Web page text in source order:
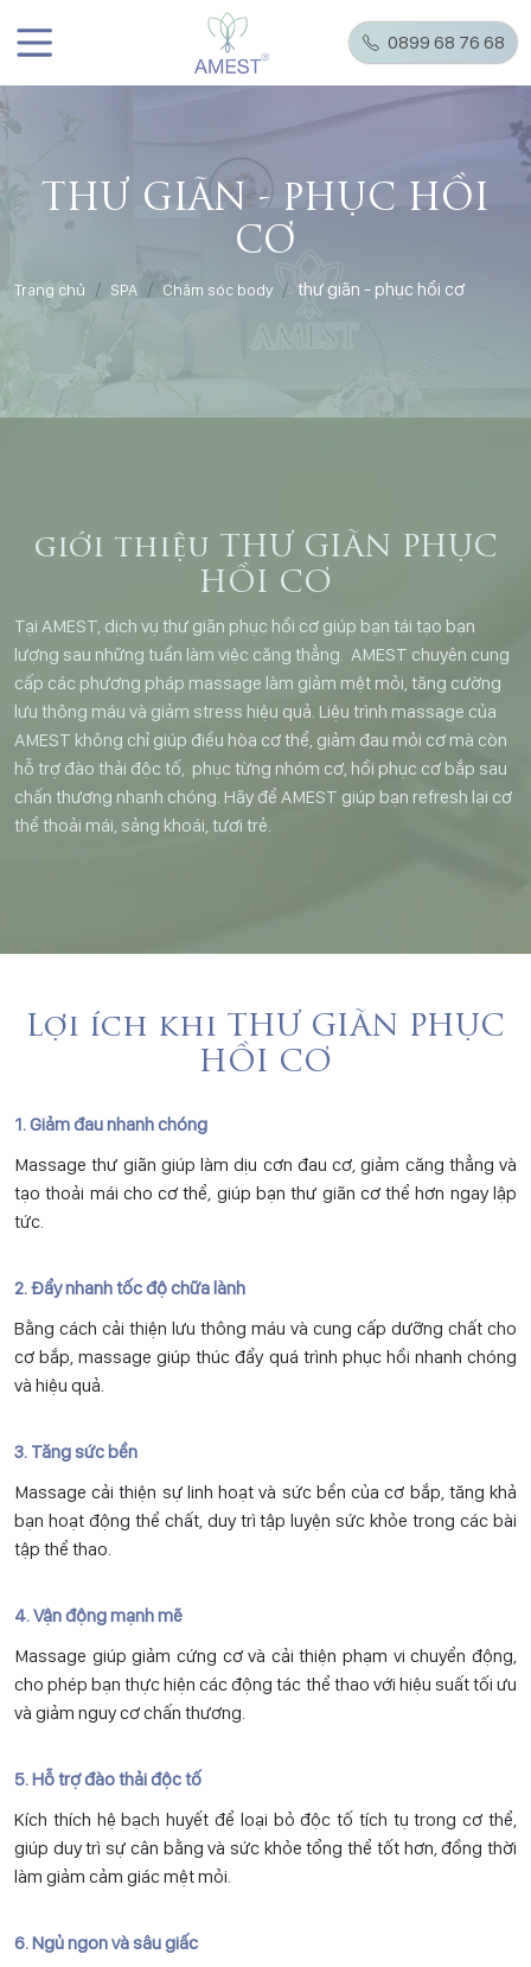
0899 68 76 68
THƯ GIÃN - PHỤC HỒI
CƠ
Trang chủ SPA Chăm sóc body thư giãn - phục hồi cơ
giới thiệu THƯ GIÃN PHỤC
HỒI CƠ
Tại AMEST, dịch vụ thư giãn phục hồi cơ giúp bạn tái tạo bạn
lượng sau những tuần làm việc căng thẳng. AMEST chuyên cung
cấp các phương pháp massage làm giảm mệt mỏi, tăng cường
lưu thông máu và giảm stress hiệu quả. Liệu trình massage của
AMEST không chỉ giúp điều hòa cơ thể, giảm đau mỏi cơ mà còn
hỗ trợ đào thải độc tố, phục từng nhóm cơ, hồi phục cơ bắp sau
chấn thương nhanh chóng. Hãy để AMEST giúp bạn refresh lại cơ
thể thoải mái, sảng khoái, tươi trẻ.
Lợi ích khi THƯ GIÃN PHỤC
HỒI CƠ
1. Giảm đau nhanh chóng
Massage thư giãn giúp làm dịu cơn đau cơ, giảm căng thẳng và
tạo thoải mái cho cơ thể, giúp bạn thư giãn cơ thể hơn ngay lập
tức.
2. Đẩy nhanh tốc độ chữa lành
Bằng cách cải thiện lưu thông máu và cung cấp dưỡng chất cho
cơ bắp, massage giúp thúc đẩy quá trình phục hồi nhanh chóng
và hiệu quả.
3. Tăng sức bền
Massage cải thiện sự linh hoạt và sức bền của cơ bắp, tăng khả
bạn hoạt động thể chất, duy trì tập luyện sức khỏe trong các bài
tập thể thao.
4. Vận động mạnh mẽ
Massage giúp giảm cứng cơ và cải thiện phạm vi chuyển động,
cho phép bạn thực hiện các động tác thể thao với hiệu suất tối ưu
và giảm nguy cơ chấn thương.
5. Hỗ trợ đào thải độc tố
Kích thích hệ bạch huyết để loại bỏ độc tố tích tụ trong cơ thể,
giúp duy trì sự cân bằng và sức khỏe tổng thể tốt hơn, đồng thời
làm giảm cảm giác mệt mỏi.
6. Ngủ ngon và sâu giấc